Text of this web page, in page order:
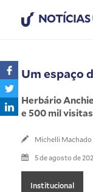
NOTÍCIAS
Um espaço
Herbário
e 500 mil
Michelli Machado
5 de agosto de
Institucional